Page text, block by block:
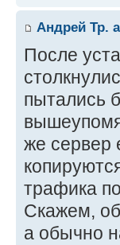
Андрей Тр.
После
пытались
же сервер
трафика
Скажем,
а обычно